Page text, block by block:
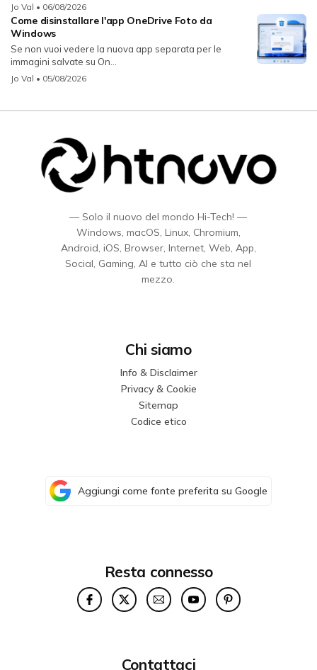
Jo Val • 06/08/2026
Come disinstallare l'app OneDrive Foto da
Windows
Se non vuoi vedere la nuova app separata per le
immagini salvate su On...
Jo Val • 05/08/2026
— Solo il nuovo del mondo Hi-Tech! —
Windows, macOS, Linux, Chromium,
Android, iOS, Browser, Internet, Web, App,
Social, Gaming, AI e tutto ciò che sta nel
mezzo.
Chi siamo
Info & Disclaimer
Privacy & Cookie
Sitemap
Codice etico
Aggiungi come fonte preferita su Google
Resta connesso
Contattaci